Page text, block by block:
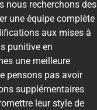
nous recherchons des
une équipe complète
aux mises à
punitive en
une meilleure
pensons pas avoir
supplémentaires
leur style de